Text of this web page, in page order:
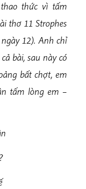
thức vì tấm
thơ 11 Strophes
12). Anh chỉ
bài, sau này có
bất chợt, em
tấm lòng em –